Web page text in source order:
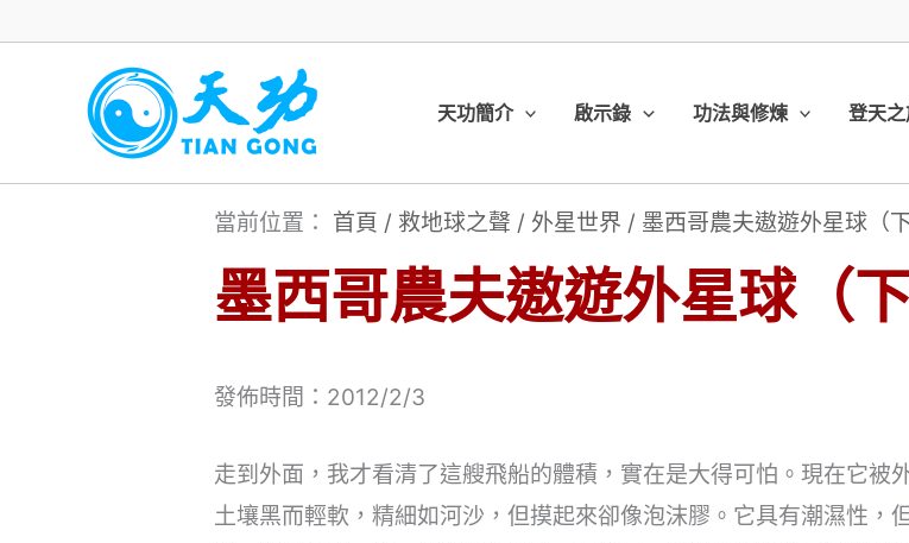
內
天功簡介 啟示錄 功法與修煉 登天
當前位置： 首頁 / 救地球之聲 / 外星世界 / 墨西哥農夫遨遊外星球（下
墨西哥農夫遨遊外星球（下
發佈時間：2012/2/3
走到外面，我才看清了這艘飛船的體積，實在是大得可怕。現在它被
土壤黑而輕軟，精細如河沙，但摸起來卻像泡沫膠。它具有潮濕性，